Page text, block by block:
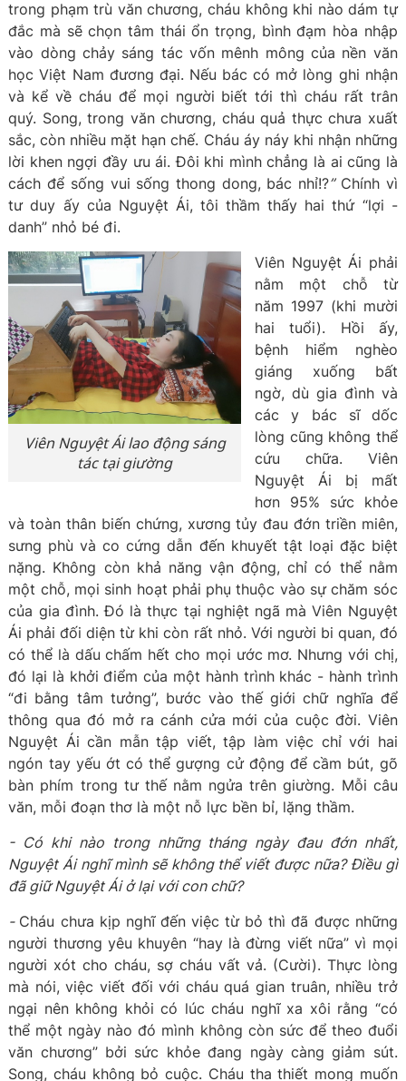
trong phạm trù văn chương, cháu không khi nào dám tự
đắc mà sẽ chọn tâm thái ổn trọng, bình đạm hòa nhập
vào dòng chảy sáng tác vốn mênh mông của nền văn
học Việt Nam đương đại. Nếu bác có mở lòng ghi nhận
và kể về cháu để mọi người biết tới thì cháu rất trân
quý. Song, trong văn chương, cháu quả thực chưa xuất
sắc, còn nhiều mặt hạn chế. Cháu áy náy khi nhận những
lời khen ngợi đầy ưu ái. Đôi khi mình chẳng là ai cũng là
cách để sống vui sống thong dong, bác nhỉ!?”Chính vì
tư duy ấy của Nguyệt Ái, tôi thầm thấy hai thứ “lợi -
danh” nhỏ bé đi.
Viên Nguyệt Ái lao động sáng
tác tại giường
Viên Nguyệt Ái phải
nằm một chỗ từ
năm 1997 (khi mười
hai tuổi). Hồi ấy,
bệnh hiểm nghèo
giáng xuống bất
ngờ, dù gia đình và
các y bác sĩ dốc
lòng cũng không thể
cứu chữa. Viên
Nguyệt Ái bị mất
hơn 95% sức khỏe
và toàn thân biến chứng, xương tủy đau đớn triền miên,
sưng phù và co cứng dẫn đến khuyết tật loại đặc biệt
nặng. Không còn khả năng vận động, chỉ có thể nằm
một chỗ, mọi sinh hoạt phải phụ thuộc vào sự chăm sóc
của gia đình. Đó là thực tại nghiệt ngã mà Viên Nguyệt
Ái phải đối diện từ khi còn rất nhỏ. Với người bi quan, đó
có thể là dấu chấm hết cho mọi ước mơ. Nhưng với chị,
đó lại là khởi điểm của một hành trình khác - hành trình
“đi bằng tâm tưởng”, bước vào thế giới chữ nghĩa để
thông qua đó mở ra cánh cửa mới của cuộc đời. Viên
Nguyệt Ái cần mẫn tập viết, tập làm việc chỉ với hai
ngón tay yếu ớt có thể gượng cử động để cầm bút, gõ
bàn phím trong tư thế nằm ngửa trên giường. Mỗi câu
văn, mỗi đoạn thơ là một nỗ lực bền bỉ, lặng thầm.
- Có khi nào trong những tháng ngày đau đớn nhất,
Nguyệt Ái nghĩ mình sẽ không thể viết được nữa? Điều gì
đã giữ Nguyệt Ái ở lại với con chữ?
- Cháu chưa kịp nghĩ đến việc từ bỏ thì đã được những
người thương yêu khuyên “hay là đừng viết nữa” vì mọi
người xót cho cháu, sợ cháu vất vả. (Cười). Thực lòng
mà nói, việc viết đối với cháu quá gian truân, nhiều trở
ngại nên không khỏi có lúc cháu nghĩ xa xôi rằng “có
thể một ngày nào đó mình không còn sức để theo đuổi
văn chương” bởi sức khỏe đang ngày càng giảm sút.
Song, cháu không bỏ cuộc. Cháu tha thiết mong muốn